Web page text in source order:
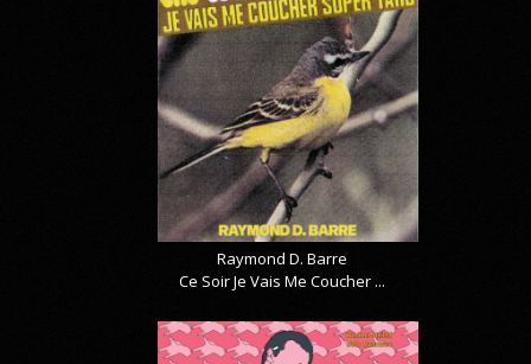
Raymond D. Barre
Ce Soir Je Vais Me Coucher ...